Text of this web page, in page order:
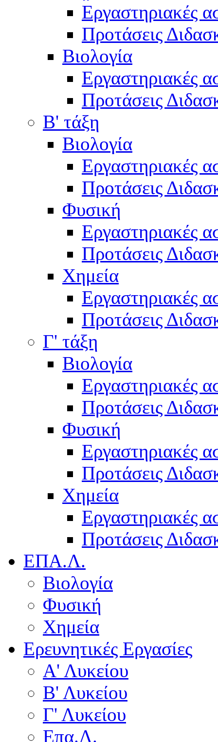
Εργαστηριακές
Προτάσεις
Βιολογία
Εργαστηριακές
Προτάσεις
Β' τάξη
Βιολογία
Εργαστηριακές
Προτάσεις
Φυσική
Εργαστηριακές
Προτάσεις
Χημεία
Εργαστηριακές
Προτάσεις
Γ' τάξη
Βιολογία
Εργαστηριακές
Προτάσεις
Φυσική
Εργαστηριακές
Προτάσεις
Χημεία
Εργαστηριακές
Προτάσεις
ΕΠΑ.Λ.
Βιολογία
Φυσική
Χημεία
Ερευνητικές Εργασίες
Α' Λυκείου
Β' Λυκείου
Γ' Λυκείου
Επα.Λ.